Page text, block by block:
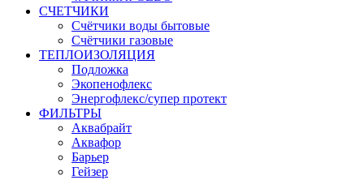
СЧЕТЧИКИ
Счётчики воды бытовые
Счётчики газовые
ТЕПЛОИЗОЛЯЦИЯ
Подложка
Экопенофлекс
Энергофлекс/супер протект
ФИЛЬТРЫ
Аквабрайт
Аквафор
Барьер
Гейзер